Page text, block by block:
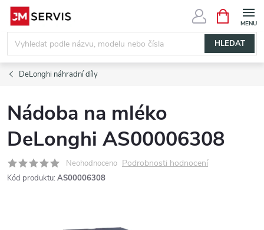
Přejít
obsah
HLEDAT
NÁKUPNÍ
KOŠÍK
DeLonghi náhradní díly
Nádoba na mléko
DeLonghi AS00006308
Neohodnoceno Podrobnosti hodnocení
Kód produktu: AS00006308